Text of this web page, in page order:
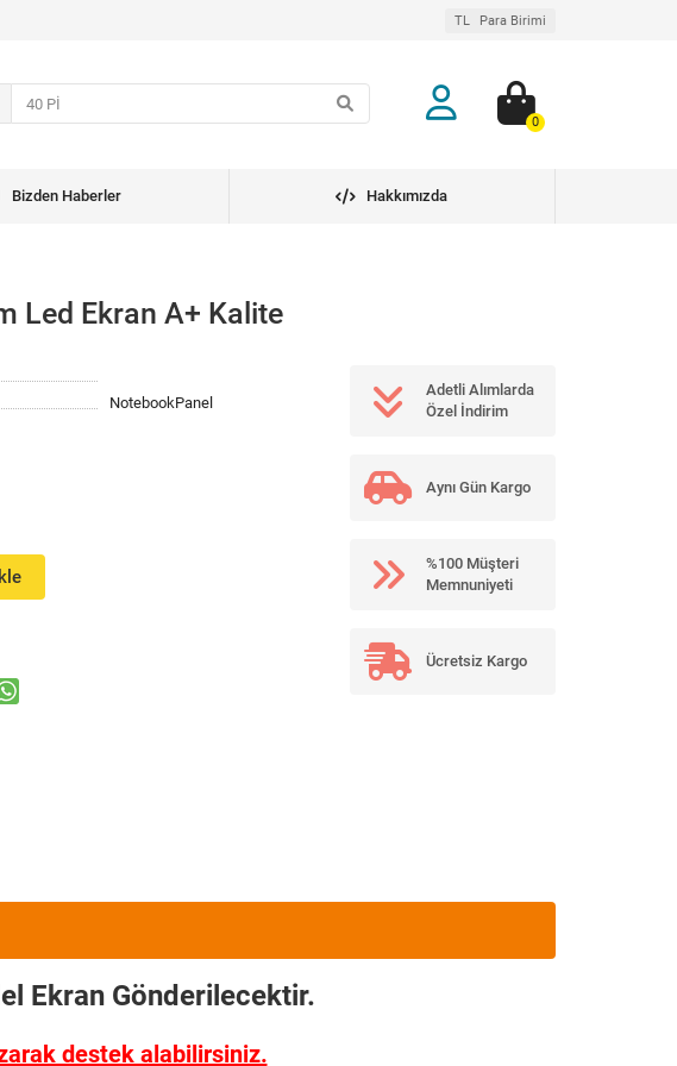
TL Para Birimi
0
Bizden Haberler Hakkımızda
Led Ekran A+ Kalite
NotebookPanel
Adetli Alımlarda
Özel İndirim
Aynı Gün Kargo
%100 Müşteri
Memnuniyeti
Ücretsiz Kargo
Ekran Gönderilecektir.
destek alabilirsiniz.